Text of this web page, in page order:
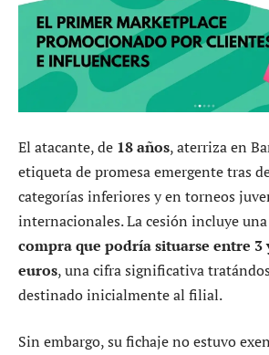
El atacante, de 18 años, aterriza en
etiqueta de promesa emergente tras
categorías inferiores y en torneos
internacionales. La cesión incluye una
compra que podría situarse entre 3
euros, una cifra significativa
destinado inicialmente al filial.
Sin embargo, su fichaje no estuvo